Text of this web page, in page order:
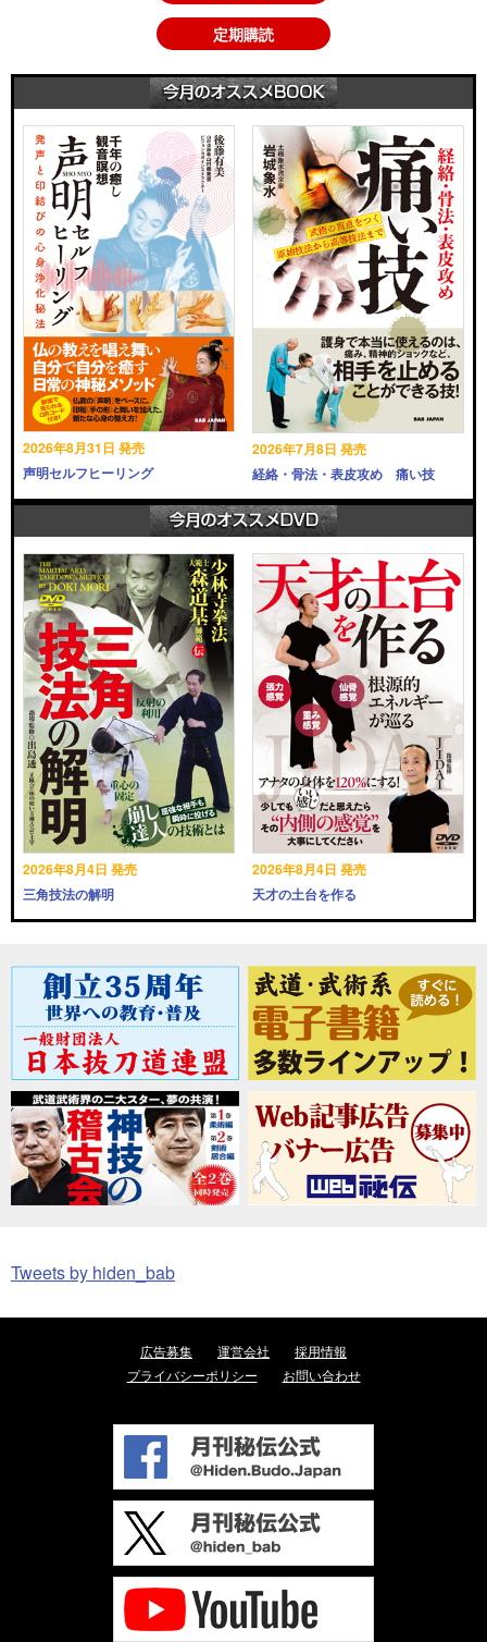
定期購読
2026年8月31日 発売
声明セルフヒーリング
2026年7月8日 発売
経絡・骨法・表皮攻め 痛い技
2026年8月4日 発売
三角技法の解明
2026年8月4日 発売
天才の土台を作る
Tweets by hiden_bab
広告募集 運営会社
採用情報
プライバシーポリシー
お問い合わせ